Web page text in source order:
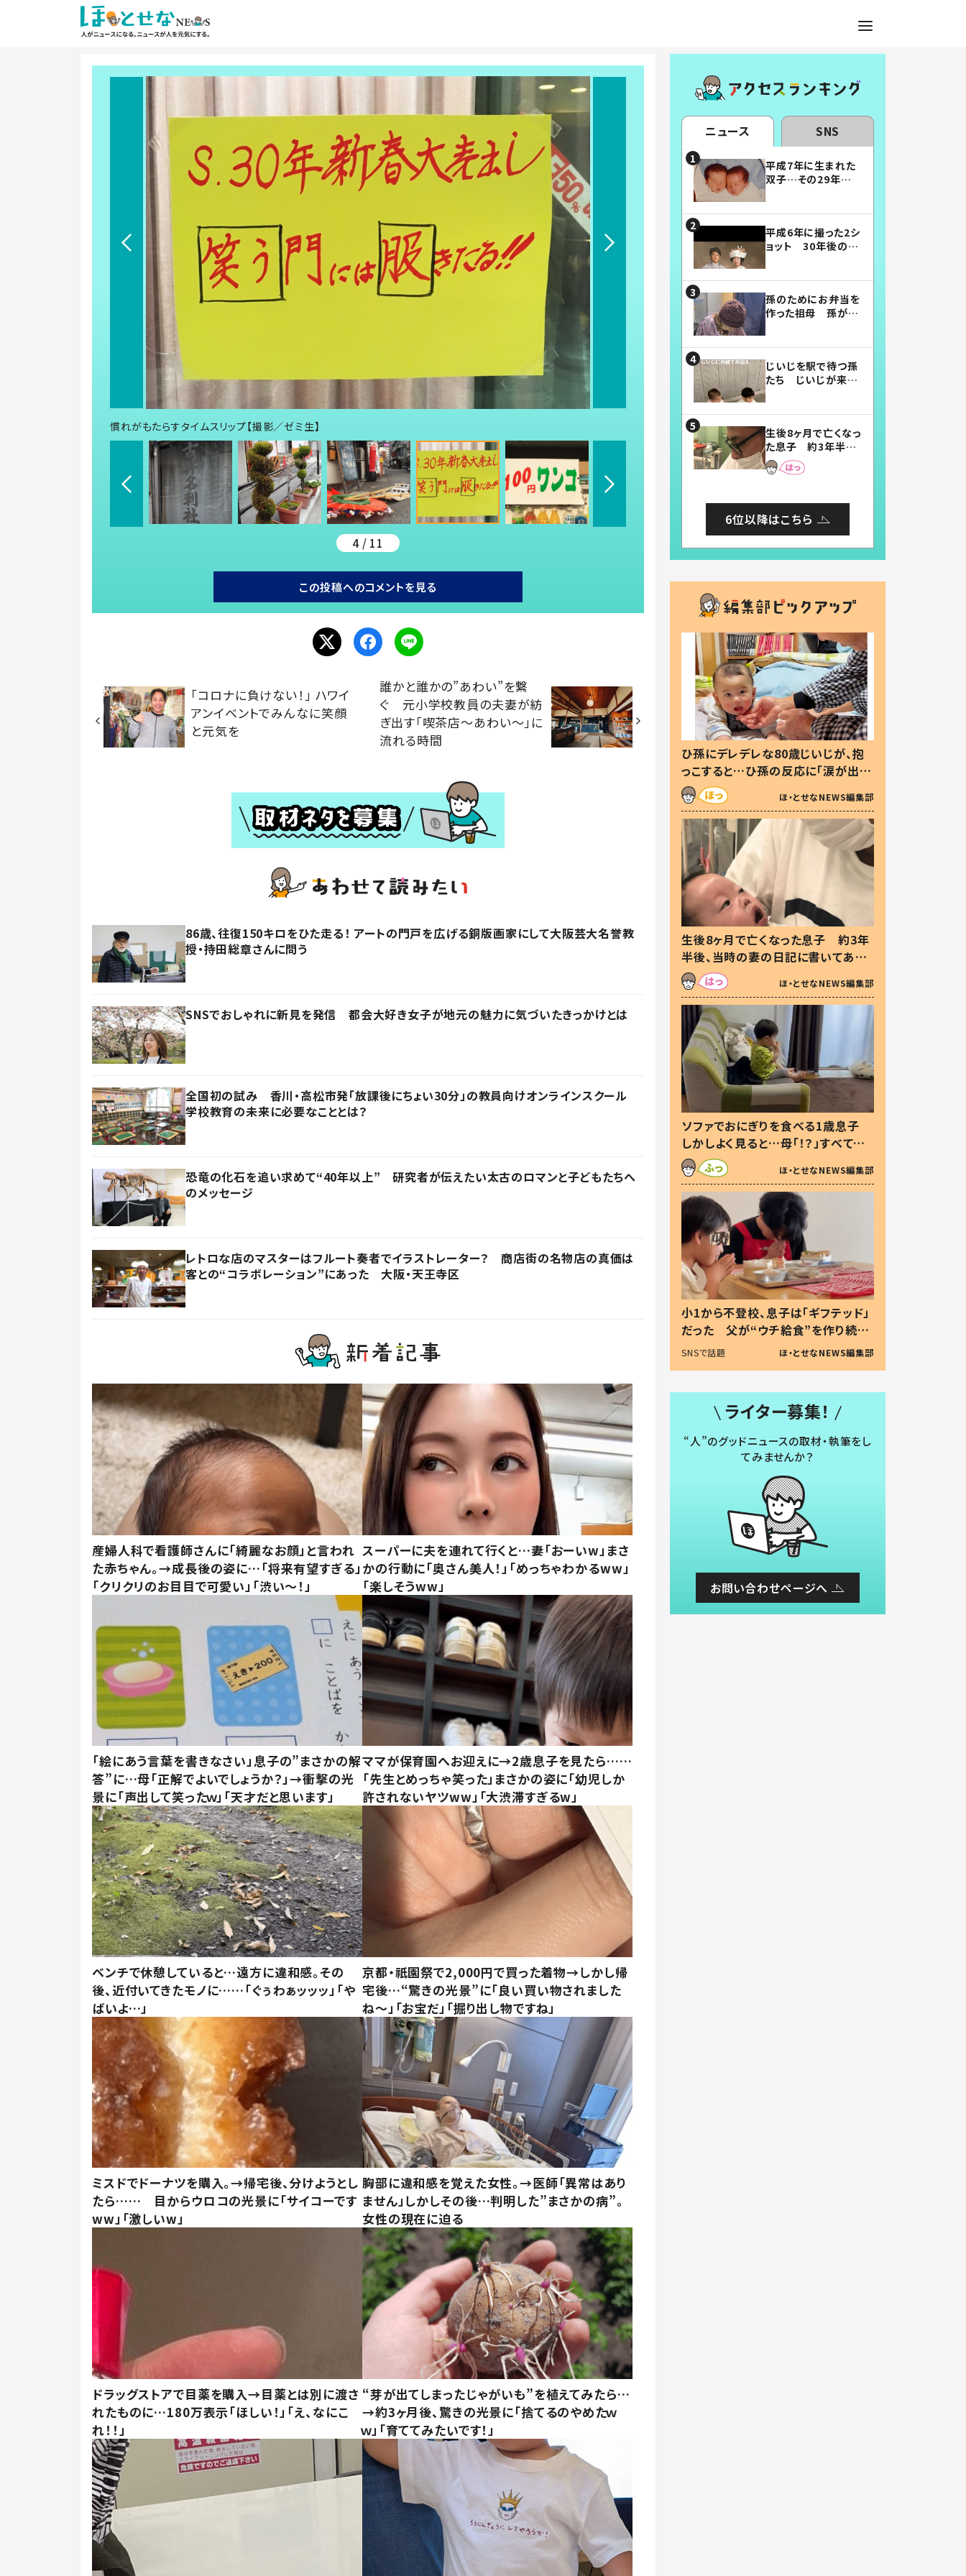
慣れがもたらすタイムスリップ【撮影／ゼミ生】
4 / 11
この投稿へのコメントを見る
「コロナに負けない！」 ハワイ
アンイベントでみんなに笑顔
と元気を
誰かと誰かの”あわい”を繋
ぐ 元小学校教員の夫妻が紡
ぎ出す「喫茶店～あわい～」に
流れる時間
86歳、往復150キロをひた走る！ アートの門戸を広げる銅版画家にして大阪芸大名誉教
授・持田総章さんに問う
SNSでおしゃれに新見を発信 都会大好き女子が地元の魅力に気づいたきっかけとは
全国初の試み 香川・高松市発「放課後にちょい30分」の教員向けオンラインスクール
学校教育の未来に必要なこととは？
恐竜の化石を追い求めて“40年以上” 研究者が伝えたい太古のロマンと子どもたちへ
のメッセージ
レトロな店のマスターはフルート奏者でイラストレーター？ 商店街の名物店の真価は
客との“コラボレーション”にあった 大阪・天王寺区
産婦人科で看護師さんに「綺麗なお顔」と言われ
た赤ちゃん。→成長後の姿に…「将来有望すぎる」
「クリクリのお目目で可愛い」「渋い～！」
スーパーに夫を連れて行くと…妻「おーいw」まさ
かの行動に「奥さん美人！」「めっちゃわかるww」
「楽しそうww」
「絵にあう言葉を書きなさい」息子の”まさかの解
答”に…母「正解でよいでしょうか？」→衝撃の光
景に「声出して笑ったｗ」「天才だと思います」
ママが保育園へお迎えに→2歳息子を見たら……
「先生とめっちゃ笑った」まさかの姿に「幼児しか
許されないヤツww」「大渋滞すぎるw」
ベンチで休憩していると…遠方に違和感。その
後、近付いてきたモノに……「ぐぅわぁッッッ」「や
ばいよ…」
京都・祇園祭で2,000円で買った着物→しかし帰
宅後…“驚きの光景”に「良い買い物されました
ね～」「お宝だ」「掘り出し物ですね」
ミスドでドーナツを購入。→帰宅後、分けようとし
たら…… 目からウロコの光景に「サイコーです
ww」「激しいw」
胸部に違和感を覚えた女性。→医師「異常はあり
ません」しかしその後…判明した”まさかの病”。
女性の現在に迫る
ドラッグストアで目薬を購入→目薬とは別に渡さ
れたものに…180万表示「ほしい！」「え、なにこ
れ！！」
“芽が出てしまったじゃがいも”を植えてみたら…
→約3ヶ月後、驚きの光景に「捨てるのやめたｗ
ｗ」「育ててみたいです！」
ニュース SNS
平成7年に生まれた
双子…その29年後
平成6年に撮った2シ
ョット 30年後の姿
孫のためにお弁当を
作った祖母 孫が絶
じいじを駅で待つ孫
たち じいじが来た
まらない」「幸せにな
れる」
生後8ヶ月で亡くなっ
た息子 約3年半
後、当時の妻の日記
に書いてあった本音
6位以降はこちら
ひ孫にデレデレな80歳じいじが、抱
っこすると…ひ孫の反応に「涙が出ま
した」「可愛くて仕方ない」
ほ・とせなNEWS編集部
生後8ヶ月で亡くなった息子 約3年
半後、当時の妻の日記に書いてあっ
た本音とは
ほ・とせなNEWS編集部
ソファでおにぎりを食べる1歳息子
しかしよく見ると…母「！？」すべてを
察した母の投稿に「可愛いから許
す！」「現行犯〜」
ほ・とせなNEWS編集部
小1から不登校、息子は「ギフテッド」
だった 父が“ウチ給食”を作り続け
る理由とは #令和の親 #令和の子
SNSで話題 ほ・とせなNEWS編集部
ライター募集！
“人”のグッドニュースの取材・執筆をし
てみませんか？
お問い合わせページへ